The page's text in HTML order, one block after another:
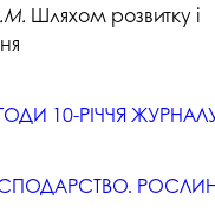
Шляхом розвитку і
10-РІЧЧЯ